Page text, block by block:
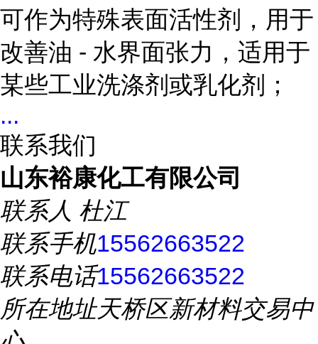
可作为特殊表面活性剂，用于
改善油 - 水界面张力，适用于
某些工业洗涤剂或乳化剂；
...
联系我们
山东裕康化工有限公司
联系人 杜江
联系手机15562663522
联系电话15562663522
所在地址天桥区新材料交易中